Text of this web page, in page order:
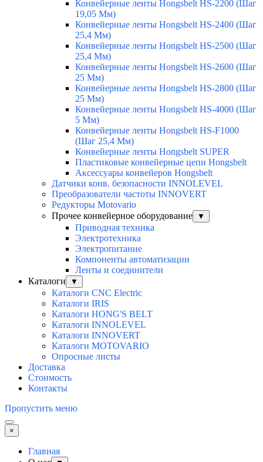
Конвейерные ленты Hongsbelt HS-2200 (Шаг
19,05 Мм)
Конвейерные ленты Hongsbelt HS-2400 (Шаг
25,4 Мм)
Конвейерные ленты Hongsbelt HS-2500 (Шаг
25,4 Мм)
Конвейерные ленты Hongsbelt HS-2600 (Шаг
25 Мм)
Конвейерные ленты Hongsbelt HS-2800 (Шаг
25 Мм)
Конвейерные ленты Hongsbelt HS-4000 (Шаг
5 Мм)
Конвейерные ленты Hongsbelt HS-F1000
(Шаг 25,4 Мм)
Конвейерные ленты Hongsbelt SUPER
Пластиковые конвейерные цепи Hongsbelt
Аксессуары конвейеров Hongsbelt
Датчики конв. безопасности INNOLEVEL
Преобразователи частоты INNOVERT
Редукторы Motovario
Прочее конвейерное оборудование
▼
Приводная техника
Электротехника
Электропитание
Компоненты автоматизации
Ленты и соединители
Каталоги
▼
Каталоги CNC Electric
Каталоги IRIS
Каталоги HONG'S BELT
Каталоги INNOLEVEL
Каталоги INNOVERT
Каталоги MOTOVARIO
Опросные листы
Доставка
Стоимость
Контакты
Пропустить меню
×
Главная